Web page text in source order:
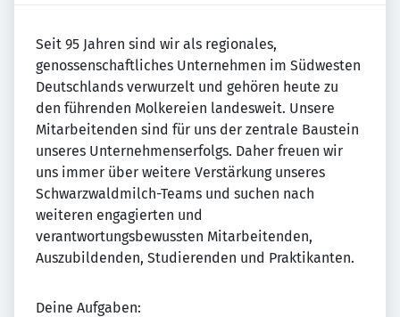
Seit 95 Jahren sind wir als regionales,
genossenschaftliches Unternehmen im Südwesten
Deutschlands verwurzelt und gehören heute zu
den führenden Molkereien landesweit. Unsere
Mitarbeitenden sind für uns der zentrale Baustein
unseres Unternehmenserfolgs. Daher freuen wir
uns immer über weitere Verstärkung unseres
Schwarzwaldmilch-Teams und suchen nach
weiteren engagierten und
verantwortungsbewussten Mitarbeitenden,
Auszubildenden, Studierenden und Praktikanten.
Deine Aufgaben: